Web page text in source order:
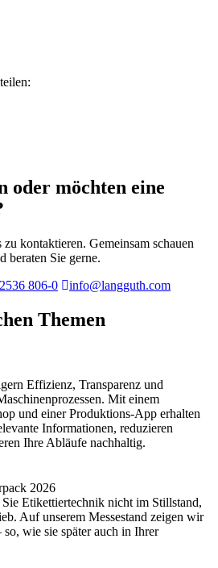
oder möchten eine
kontaktieren. Gemeinsam schauen
beraten Sie gerne.
806-0 info@langguth.com
Themen
Effizienz, Transparenz und
Mit einem
und einer Produktions-App erhalten
Informationen, reduzieren
Ihre Abläufe nachhaltig.
2026
Etikettiertechnik nicht im Stillstand,
Auf unserem Messestand zeigen wir
wie sie später auch in Ihrer